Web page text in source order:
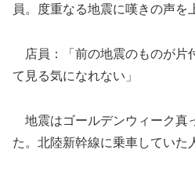
員。度重なる地震に嘆きの声を
店員：「前の地震のものが片
て見る気になれない」
地震はゴールデンウィーク真
た。北陸新幹線に乗車していた